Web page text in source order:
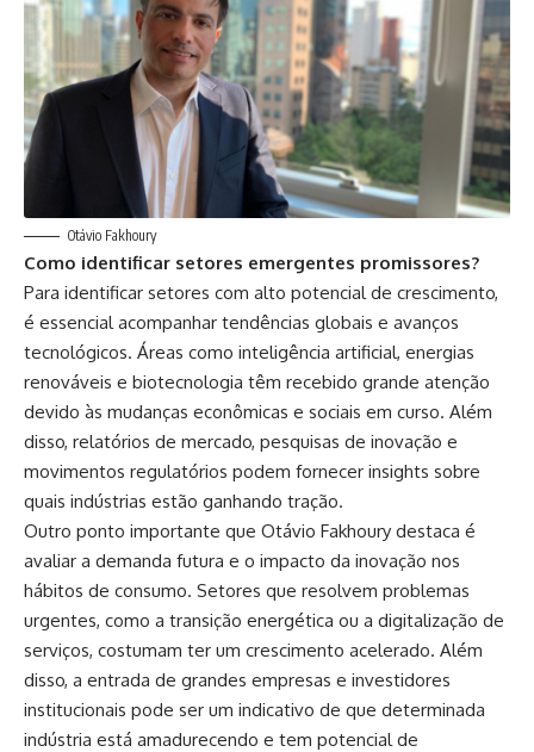
Otávio Fakhoury
Como identificar setores emergentes promissores?
Para identificar setores com alto potencial de crescimento,
é essencial acompanhar tendências globais e avanços
tecnológicos. Áreas como inteligência artificial, energias
renováveis e biotecnologia têm recebido grande atenção
devido às mudanças econômicas e sociais em curso. Além
disso, relatórios de mercado, pesquisas de inovação e
movimentos regulatórios podem fornecer insights sobre
quais indústrias estão ganhando tração.
Outro ponto importante que Otávio Fakhoury destaca é
avaliar a demanda futura e o impacto da inovação nos
hábitos de consumo. Setores que resolvem problemas
urgentes, como a transição energética ou a digitalização de
serviços, costumam ter um crescimento acelerado. Além
disso, a entrada de grandes empresas e investidores
institucionais pode ser um indicativo de que determinada
indústria está amadurecendo e tem potencial de